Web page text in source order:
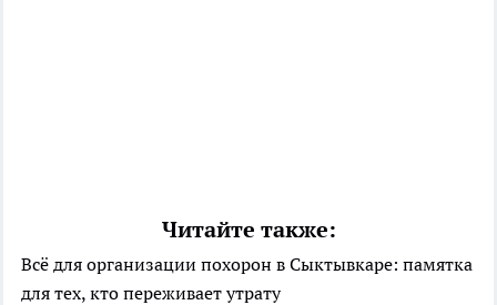
Читайте также:
Всё для организации похорон в Сыктывкаре: памятка
для тех, кто переживает утрату